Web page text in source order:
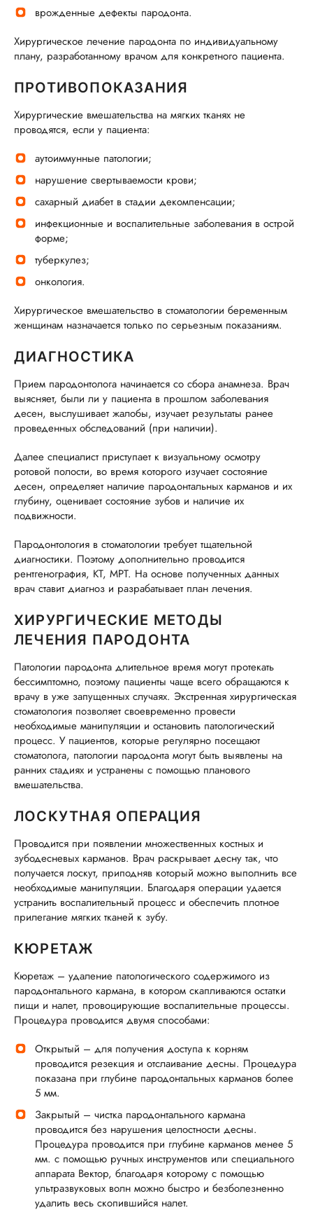
врожденные дефекты пародонта.
Хирургическое лечение пародонта по индивидуальному
плану, разработанному врачом для конкретного пациента.
ПРОТИВОПОКАЗАНИЯ
Хирургические вмешательства на мягких тканях не
проводятся, если у пациента:
аутоиммунные патологии;
нарушение свертываемости крови;
сахарный диабет в стадии декомпенсации;
инфекционные и воспалительные заболевания в острой
форме;
туберкулез;
онкология.
Хирургическое вмешательство в стоматологии беременным
женщинам назначается только по серьезным показаниям.
ДИАГНОСТИКА
Прием пародонтолога начинается со сбора анамнеза. Врач
выясняет, были ли у пациента в прошлом заболевания
десен, выслушивает жалобы, изучает результаты ранее
проведенных обследований (при наличии).
Далее специалист приступает к визуальному осмотру
ротовой полости, во время которого изучает состояние
десен, определяет наличие пародонтальных карманов и их
глубину, оценивает состояние зубов и наличие их
подвижности.
Пародонтология в стоматологии требует тщательной
диагностики. Поэтому дополнительно проводится
рентгенография, КТ, МРТ. На основе полученных данных
врач ставит диагноз и разрабатывает план лечения.
ХИРУРГИЧЕСКИЕ МЕТОДЫ
ЛЕЧЕНИЯ ПАРОДОНТА
Патологии пародонта длительное время могут протекать
бессимптомно, поэтому пациенты чаще всего обращаются к
врачу в уже запущенных случаях. Экстренная хирургическая
стоматология позволяет своевременно провести
необходимые манипуляции и остановить патологический
процесс. У пациентов, которые регулярно посещают
стоматолога, патологии пародонта могут быть выявлены на
ранних стадиях и устранены с помощью планового
вмешательства.
ЛОСКУТНАЯ ОПЕРАЦИЯ
Проводится при появлении множественных костных и
зубодесневых карманов. Врач раскрывает десну так, что
получается лоскут, приподняв который можно выполнить все
необходимые манипуляции. Благодаря операции удается
устранить воспалительный процесс и обеспечить плотное
прилегание мягких тканей к зубу.
КЮРЕТАЖ
Кюретаж – удаление патологического содержимого из
пародонтального кармана, в котором скапливаются остатки
пищи и налет, провоцирующие воспалительные процессы.
Процедура проводится двумя способами:
Открытый – для получения доступа к корням
проводится резекция и отслаивание десны. Процедура
показана при глубине пародонтальных карманов более
5 мм.
Закрытый – чистка пародонтального кармана
проводится без нарушения целостности десны.
Процедура проводится при глубине карманов менее 5
мм. с помощью ручных инструментов или специального
аппарата Вектор, благодаря которому с помощью
ультразвуковых волн можно быстро и безболезненно
удалить весь скопившийся налет.